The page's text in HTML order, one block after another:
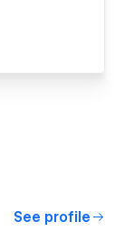
See profile